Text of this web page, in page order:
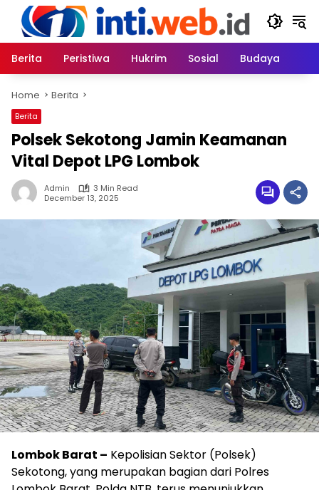
content
Berita
Peristiwa Hukrim Sosial Budaya
Home Berita
Berita
Polsek Sekotong Jamin Keamanan
Vital Depot LPG Lombok
Admin
3 Min Read
December 13, 2025
Lombok Barat – Kepolisian Sektor (Polsek)
Sekotong, yang merupakan bagian dari Polres